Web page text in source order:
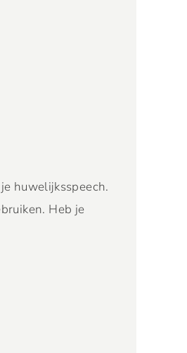
huwelijksspeech.
Heb je